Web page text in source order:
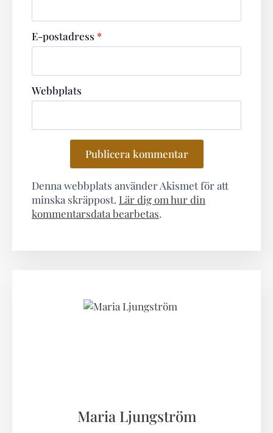
E-postadress *
Webbplats
Denna webbplats använder Akismet för att
minska skräppost. Lär dig om hur din
kommentarsdata bearbetas.
Maria Ljungström